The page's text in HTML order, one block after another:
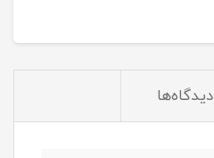
دیدگاه‌ها